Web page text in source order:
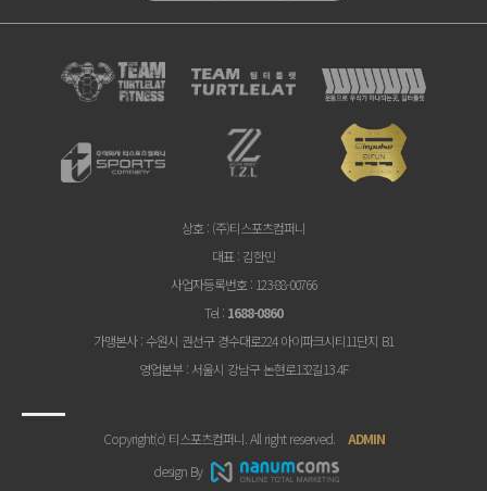
상호 : (주)티스포츠컴퍼니
대표 : 김한민
사업자등록번호 : 123-88-00766
Tel : 1688-0860
가맹본사: 수원시 권선구 경수대로224 아이파크시티11단지 B1
영업본부: 서울시 강남구 논현로132길13 4F
Copyright(c) 티스포츠컴퍼니. All right reserved. ADMIN
design By